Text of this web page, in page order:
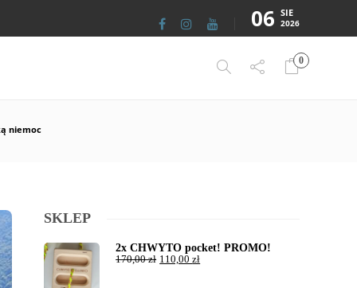
06 SIE
2026
0
niemoc
SKLEP
2x CHWYTO pocket! PROMO!
170,00zł 110,00zł